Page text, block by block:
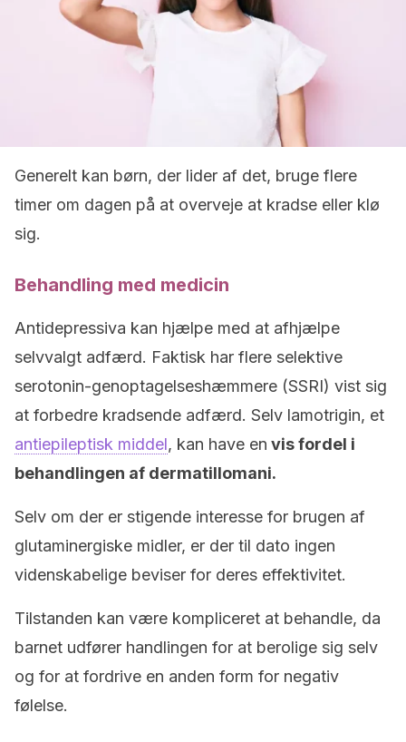
Generelt kan børn, der lider af det, bruge flere
timer om dagen på at overveje at kradse eller klø
sig.
Behandling med medicin
Antidepressiva kan hjælpe med at afhjælpe
selvvalgt adfærd. Faktisk har flere selektive
serotonin-genoptagelseshæmmere (SSRI) vist sig
at forbedre kradsende adfærd. Selv lamotrigin, et
antiepileptisk middel, kan have en vis fordel i
behandlingen af dermatillomani.
Selv om der er stigende interesse for brugen af
glutaminergiske midler, er der til dato ingen
videnskabelige beviser for deres effektivitet.
Tilstanden kan være kompliceret at behandle, da
barnet udfører handlingen for at berolige sig selv
og for at fordrive en anden form for negativ
følelse.